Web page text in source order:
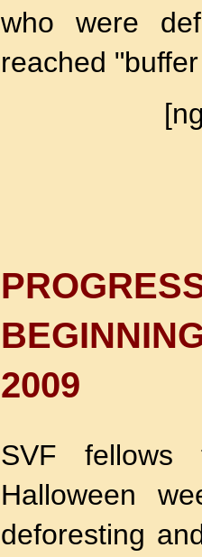
who were
reached
2009
SVF fellows
Halloween
deforesting